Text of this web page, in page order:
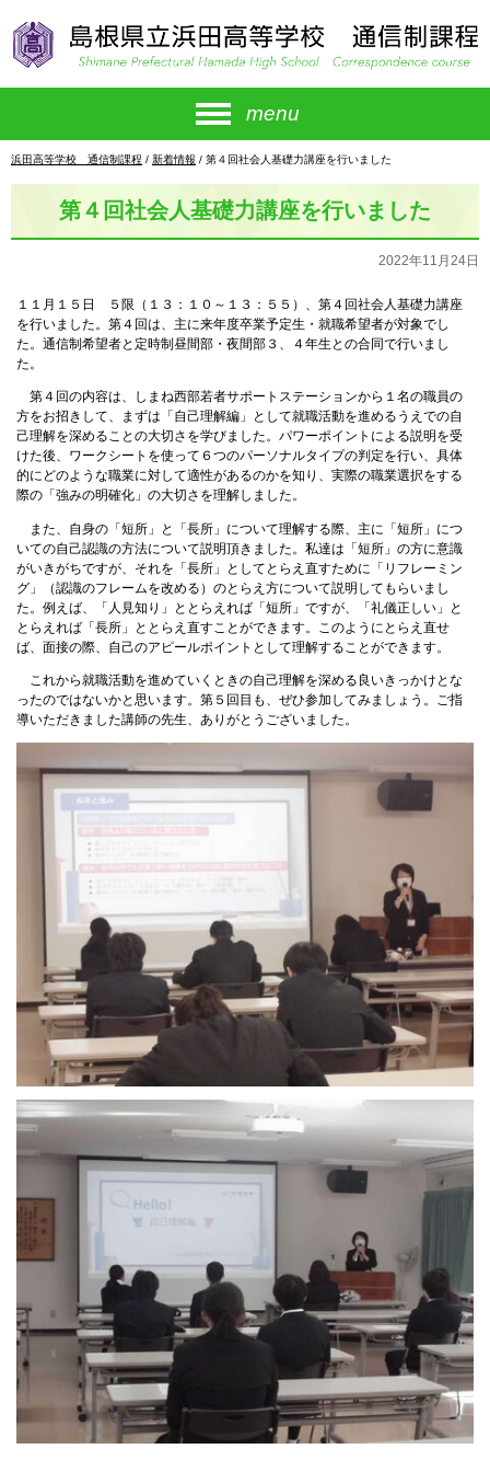
menu
現
浜田高等学校 通信制課程 / 新着情報 / 第４回社会人基礎力講座を行いました
第４回社会人基礎力講座を行いました
2022年11月24日
１１月１５日 ５限（１３：１０～１３：５５）、第４回社会人基礎力講座
を行いました。第４回は、主に来年度卒業予定生・就職希望者が対象でし
た。通信制希望者と定時制昼間部・夜間部３、４年生との合同で行いまし
た。
第４回の内容は、しまね西部若者サポートステーションから１名の職員の
方をお招きして、まずは「自己理解編」として就職活動を進めるうえでの自
己理解を深めることの大切さを学びました。パワーポイントによる説明を受
けた後、ワークシートを使って６つのパーソナルタイプの判定を行い、具体
的にどのような職業に対して適性があるのかを知り、実際の職業選択をする
際の「強みの明確化」の大切さを理解しました。
また、自身の「短所」と「長所」について理解する際、主に「短所」につ
いての自己認識の方法について説明頂きました。私達は「短所」の方に意識
がいきがちですが、それを「長所」としてとらえ直すために「リフレーミン
グ」（認識のフレームを改める）のとらえ方について説明してもらいまし
た。例えば、「人見知り」ととらえれば「短所」ですが、「礼儀正しい」と
とらえれば「長所」ととらえ直すことができます。このようにとらえ直せ
ば、面接の際、自己のアピールポイントとして理解することができます。
これから就職活動を進めていくときの自己理解を深める良いきっかけとな
ったのではないかと思います。第５回目も、ぜひ参加してみましょう。ご指
導いただきました講師の先生、ありがとうございました。